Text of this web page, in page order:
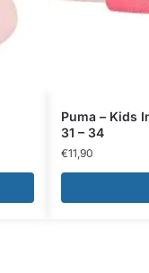
Puma – Kids
31 – 34
€11,90